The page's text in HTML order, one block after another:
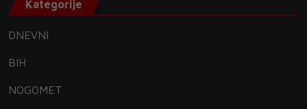
Kategorije
DNEVNI
BIH
NOGOMET